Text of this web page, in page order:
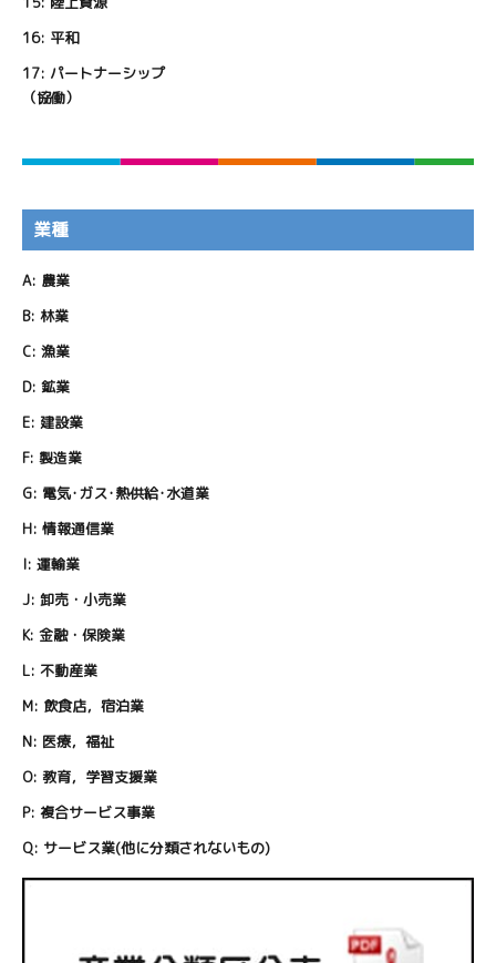
16: 平和
17: パートナーシップ
（協働）
業種
A: 農業
B: 林業
C: 漁業
D: 鉱業
E: 建設業
F: 製造業
G: 電気･ガス･熱供給･水道業
H: 情報通信業
I: 運輸業
J: 卸売・小売業
K: 金融・保険業
L: 不動産業
M: 飲食店，宿泊業
N: 医療，福祉
O: 教育，学習支援業
P: 複合サービス事業
Q: サービス業(他に分類されないもの)